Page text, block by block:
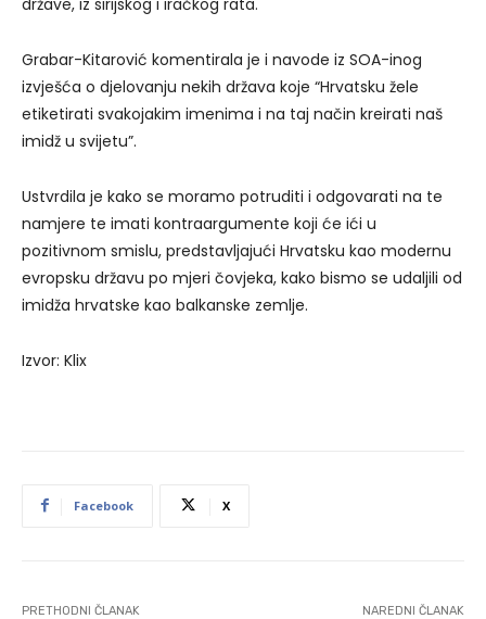
Grabar-Kitarović komentirala je i navode iz SOA-inog
izvješća o djelovanju nekih država koje “Hrvatsku žele
etiketirati svakojakim imenima i na taj način kreirati naš
imidž u svijetu”.
Ustvrdila je kako se moramo potruditi i odgovarati na te
namjere te imati kontraargumente koji će ići u
pozitivnom smislu, predstavljajući Hrvatsku kao modernu
evropsku državu po mjeri čovjeka, kako bismo se udaljili od
imidža hrvatske kao balkanske zemlje.
Izvor: Klix
Facebook X
PRETHODNI ČLANAK NAREDNI ČLANAK